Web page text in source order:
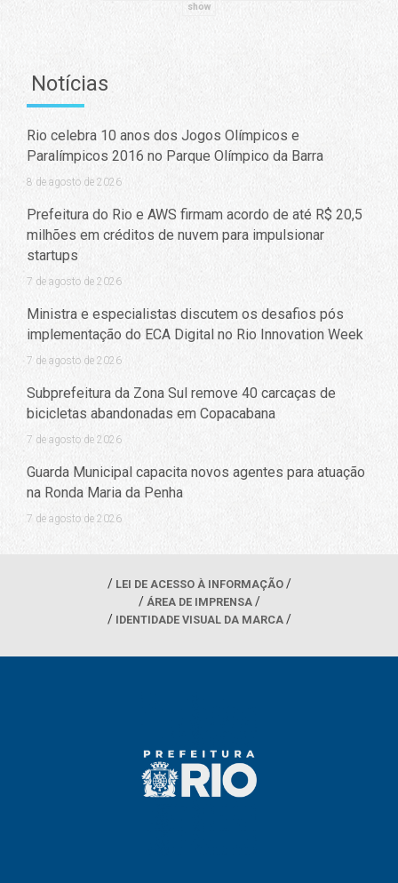
show
Notícias
Rio celebra 10 anos dos Jogos Olímpicos e
Paralímpicos 2016 no Parque Olímpico da Barra
8 de agosto de 2026
Prefeitura do Rio e AWS firmam acordo de até R$ 20,5
milhões em créditos de nuvem para impulsionar
startups
7 de agosto de 2026
Ministra e especialistas discutem os desafios pós
implementação do ECA Digital no Rio Innovation Week
7 de agosto de 2026
Subprefeitura da Zona Sul remove 40 carcaças de
bicicletas abandonadas em Copacabana
7 de agosto de 2026
Guarda Municipal capacita novos agentes para atuação
na Ronda Maria da Penha
7 de agosto de 2026
LEI DE ACESSO À INFORMAÇÃO
ÁREA DE IMPRENSA
IDENTIDADE VISUAL DA MARCA